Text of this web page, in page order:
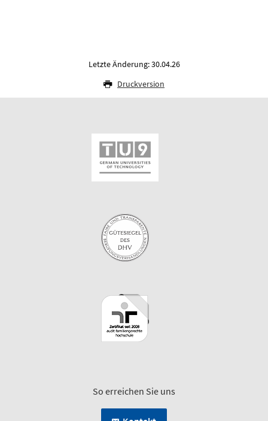
Letzte Änderung: 30.04.26
Druckversion
So erreichen Sie uns